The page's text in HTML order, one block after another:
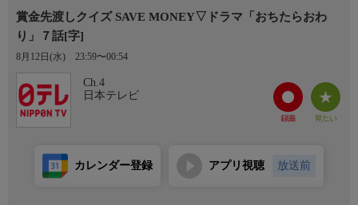
賞金先渡しクイズ SAVE MONEY▽ドラマ「おちたらおわ
り」７話[字]
8月12日(水) 23:59〜00:54
Ch.4
日本テレビ
カレンダー登録 アプリ視聴 放送前